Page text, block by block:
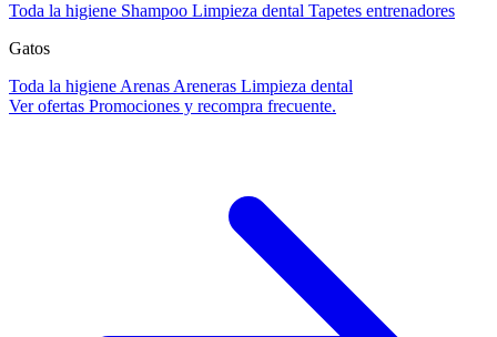
Toda la higiene Shampoo Limpieza dental Tapetes entrenadores
Gatos
Toda la higiene Arenas Areneras Limpieza dental
Ver ofertas Promociones y recompra frecuente.